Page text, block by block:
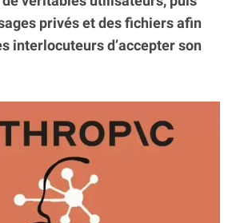
privés et des fichiers afin
interlocuteurs d’accepter son